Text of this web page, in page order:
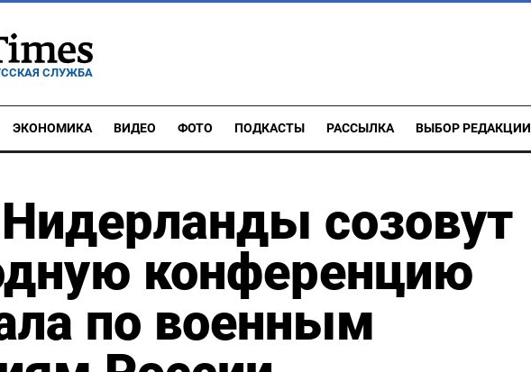
СЛУЖБА
ЭКОНОМИКА ВИДЕО ФОТО ПОДКАСТЫ РАССЫЛКА ВЫБОР РЕДАКЦИИ
созовут
конференцию
по военным